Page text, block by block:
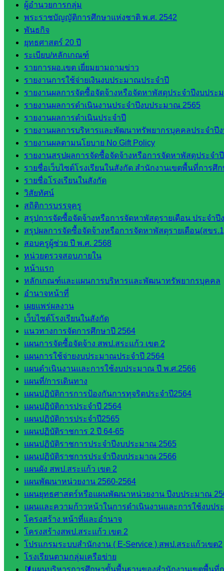
ผู้อำนวยการกลุ่ม
พระราชบัญญัติการศึกษาแห่งชาติ พ.ศ. 2542
พันธกิจ
ยุทธศาสตร์ 20 ปี
ระเบียบ/หลักเกณฑ์
รายการผอ.เขต เยี่ยมยามถามข่าว
รายงานการใช้จ่ายเงินงบประมาณประจำปี
รายงานผลการจัดซื้อจัดจ้างหรือจัดหาพัสดุประจำปีงบปร
รายงานผลการดำเนินงานประจำปีงบประมาณ 2565
รายงานผลการดำเนินประจำปี
รายงานผลการบริหารและพัฒนาทรัพยากรบุคคลประจำปี
รายงานผลตามนโยบาย No Gift Policy
รายงานสรุปผลการจัดซื้อจัดจ้างหรือการจัดหาพัสดุประจำ
รายชื่อเว็บไซต์โรงเรียนในสังกัด สำนักงานเขตพื้นที่การศึ
รายชื่อโรงเรียนในสังกัด
วิสัยทัศน์
สถิติการบรรจุครู
สรุปการจัดซื้อจัดจ้างหรือการจัดหาพัสดุรายเดือน ประจำ
สรุปผลการจัดซื้อจัดจ้างหรือการจัดหาพัสดุรายเดือน(สขร
สอบครูผู้ช่วย ปี พ.ศ. 2568
หน่วยตรวจสอบภายใน
หน้าแรก
หลักเกณฑ์และแผนการบริหารและพัฒนาทรัพยากรบุคคล
อำนาจหน้าที่
เผยแพร่ผลงาน
เว็บไซต์โรงเรียนในสังกัด
แนวทางการจัดการศึกษาปี 2564
แผนการจัดซื้อจัดจ้าง สพป.สระแก้ว เขต 2
แผนการใช้จ่ายงบประมาณประจำปี 2564
แผนดำเนินงานและการใช้งบประมาณ ปี พ.ศ.2566
แผนที่/การเดินทาง
แผนปฏิบัติการการป้องกันการทุจริตประจำปี2564
แผนปฏิบัติการประจำปี 2564
แผนปฏิบัติการประจำปี2565
แผนปฏิบัติราชการ 2 ปี 64-65
แผนปฏิบัติราชการประจำปีงบประมาณ 2565
แผนปฏิบัติราชการประจำปีงบประมาณ 2566
แผนผัง สพป.สระแก้ว เขต 2
แผนพัฒนาหน่วยงาน 2560-2564
แผนยุทธศาสตร์หรือแผนพัฒนาหน่วยงาน ปีงบประมาณ
แผนและความก้าวหน้าในการดำเนินงานและการใช้งบป
โครงสร้าง หน้าที่และอำนาจ
โครงสร้างสพป.สระแก้ว เขต 2
โปรแกรมระบบสำนักงาน ( E-Service ) สพป.สระแก้วเขต2
โรงเรียนตามกลุ่มเครือข่าย
🔰แผนบริหารการศึกษาขั้นพื้นฐานของสำนักงานเขตพื้นที่
ดร.สราว
ดี เพ็งศรี
โคตร
เว็บไซต์
คณะ
กรรมการ
ก.ต.ป.น.
เว็บไซต์
อ.ค.ก.ศ.เขต
พื้นที่การ
ศึกษา
ดาวน์โหลด
เอกสาร
กลุ่
มอำนวย
การ
กลุ่ม
บริหาร
งานงาน
เงินและ
สินทรัพย์
กลุ่มน
โยบาย
และแผน
กลุ่มส่ง
เสริมการ
จัดการ
ศึกษา
กลุ่ม
บริหาร
งาน
บุคคล
กลุ่ม
พัฒนาครู
และบุ
คลากรฯ
กลุ่มนิ
เทศ
ติดตาม
และประ
เมินผลฯ